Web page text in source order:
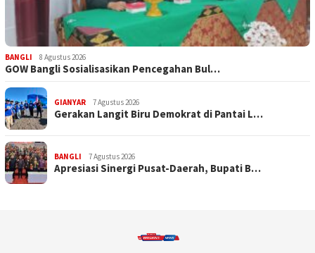
BANGLI 8 Agustus 2026
GOW Bangli Sosialisasikan Pencegahan Bul…
GIANYAR 7 Agustus 2026
Gerakan Langit Biru Demokrat di Pantai L…
BANGLI 7 Agustus 2026
Apresiasi Sinergi Pusat-Daerah, Bupati B…